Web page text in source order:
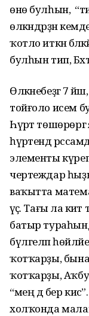
өнө булһын, ә
өлкәндәрҙән
ҡотло иткән
булһын тип,
Өлкәнебеҙгә 7
тойғоло исем
Һүрәт
һүрәтендә
элементы
чертеждар
ваҡытта
әүәҫ. Тағы ла
батыр
бүлгеләп
ҡотҡарҙы,
ҡотҡарҙы,
“мең дә бер
холҡонда